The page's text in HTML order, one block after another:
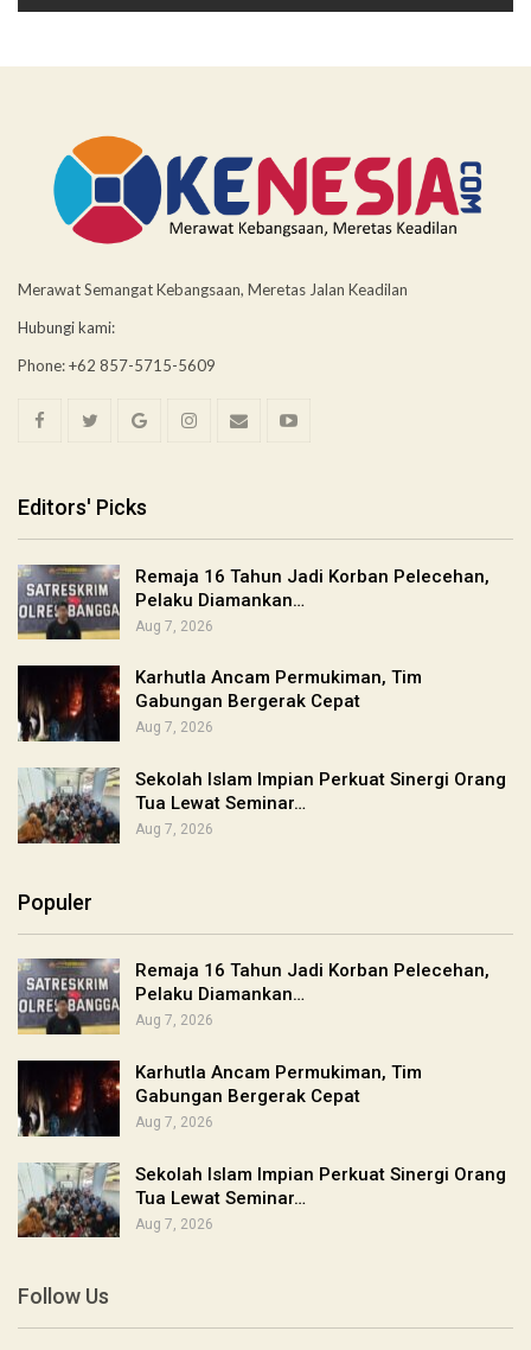
Merawat Semangat Kebangsaan, Meretas Jalan Keadilan
Hubungi kami:
Phone: +62 857-5715-5609
Editors' Picks
Remaja 16 Tahun Jadi Korban Pelecehan,
Pelaku Diamankan…
Aug 7, 2026
Karhutla Ancam Permukiman, Tim
Gabungan Bergerak Cepat
Aug 7, 2026
Sekolah Islam Impian Perkuat Sinergi Orang
Tua Lewat Seminar…
Aug 7, 2026
Populer
Remaja 16 Tahun Jadi Korban Pelecehan,
Pelaku Diamankan…
Aug 7, 2026
Karhutla Ancam Permukiman, Tim
Gabungan Bergerak Cepat
Aug 7, 2026
Sekolah Islam Impian Perkuat Sinergi Orang
Tua Lewat Seminar…
Aug 7, 2026
Follow Us